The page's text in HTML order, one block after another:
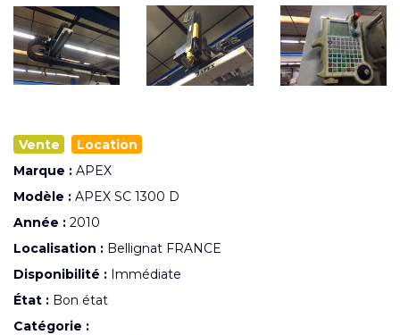
Vente
Location
Marque : APEX
Modèle : APEX SC 1300 D
Année : 2010
Localisation : Bellignat FRANCE
Disponibilité : Immédiate
État : Bon état
Catégorie :